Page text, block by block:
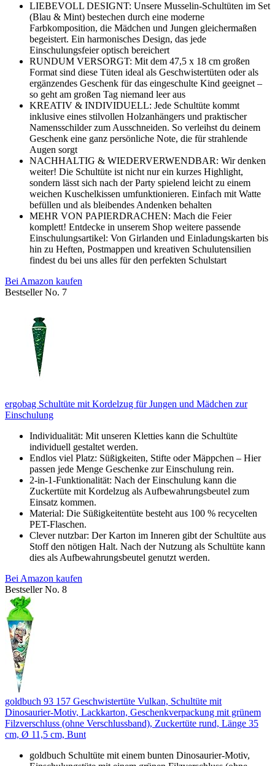
LIEBEVOLL DESIGNT: Unsere Musselin-Schultüten im Set
(Blau & Mint) bestechen durch eine moderne
Farbkomposition, die Mädchen und Jungen gleichermaßen
begeistert. Ein harmonisches Design, das jede
Einschulungsfeier optisch bereichert
RUNDUM VERSORGT: Mit dem 47,5 x 18 cm großen
Format sind diese Tüten ideal als Geschwistertüten oder als
ergänzendes Geschenk für das eingeschulte Kind geeignet –
so geht am großen Tag niemand leer aus
KREATIV & INDIVIDUELL: Jede Schultüte kommt
inklusive eines stilvollen Holzanhängers und praktischer
Namensschilder zum Ausschneiden. So verleihst du deinem
Geschenk eine ganz persönliche Note, die für strahlende
Augen sorgt
NACHHALTIG & WIEDERVERWENDBAR: Wir denken
weiter! Die Schultüte ist nicht nur ein kurzes Highlight,
sondern lässt sich nach der Party spielend leicht zu einem
weichen Kuschelkissen umfunktionieren. Einfach mit Watte
befüllen und als bleibendes Andenken behalten
MEHR VON PAPIERDRACHEN: Mach die Feier
komplett! Entdecke in unserem Shop weitere passende
Einschulungsartikel: Von Girlanden und Einladungskarten bis
hin zu Heften, Postmappen und kreativen Schulutensilien
findest du bei uns alles für den perfekten Schulstart
Bei Amazon kaufen
Bestseller No. 7
ergobag Schultüte mit Kordelzug für Jungen und Mädchen zur
Einschulung
Individualität: Mit unseren Kletties kann die Schultüte
individuell gestaltet werden.
Endlos viel Platz: Süßigkeiten, Stifte oder Mäppchen – Hier
passen jede Menge Geschenke zur Einschulung rein.
2-in-1-Funktionalität: Nach der Einschulung kann die
Zuckertüte mit Kordelzug als Aufbewahrungsbeutel zum
Einsatz kommen.
Material: Die Süßigkeitentüte besteht aus 100 % recycelten
PET-Flaschen.
Clever nutzbar: Der Karton im Inneren gibt der Schultüte aus
Stoff den nötigen Halt. Nach der Nutzung als Schultüte kann
dies als Aufbewahrungsbeutel genutzt werden.
Bei Amazon kaufen
Bestseller No. 8
goldbuch 93 157 Geschwistertüte Vulkan, Schultüte mit
Dinosaurier-Motiv, Lackkarton, Geschenkverpackung mit grünem
Filzverschluss (ohne Verschlussband), Zuckertüte rund, Länge 35
cm, Ø 11,5 cm, Bunt
goldbuch Schultüte mit einem bunten Dinosaurier-Motiv,